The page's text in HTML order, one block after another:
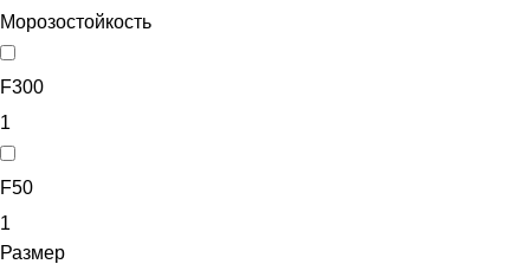
Морозостойкость
F300
1
F50
1
Размер